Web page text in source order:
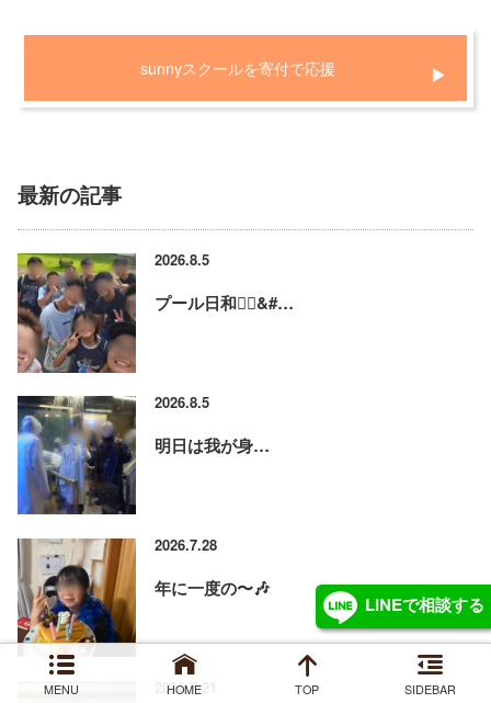
sunnyスクールを寄付で応援
最新の記事
2026.8.5
プール日和🏊‍♂&#…
2026.8.5
明日は我が身…
2026.7.28
年に一度の〜🎶
2026.7.21
LINEで相談する
MENU HOME TOP SIDEBAR